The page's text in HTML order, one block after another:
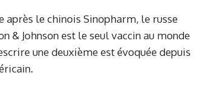
après le chinois Sinopharm, le russe
& Johnson est le seul vaccin au monde
une deuxième est évoquée depuis